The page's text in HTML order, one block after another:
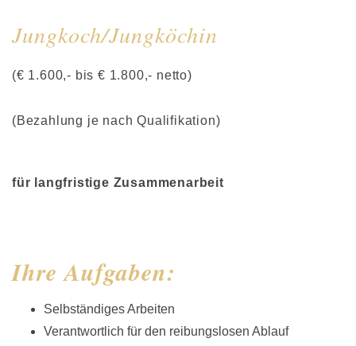
Jungkoch/Jungköchin
(€ 1.600,- bis € 1.800,- netto)
(Bezahlung je nach Qualifikation)
für langfristige Zusammenarbeit
Ihre Aufgaben:
Selbständiges Arbeiten
Verantwortlich für den reibungslosen Ablauf